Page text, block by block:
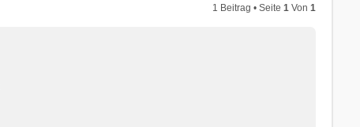
1 Beitrag • Seite1 Von1